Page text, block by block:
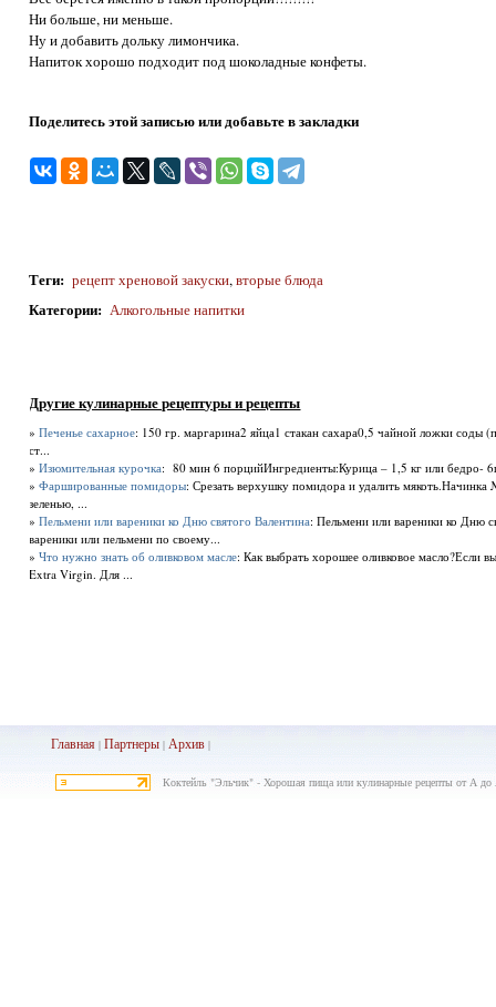
Ни больше, ни меньше.
Ну и добавить дольку лимончика.
Напиток хорошо подходит под шоколадные конфеты.
Поделитесь этой записью или добавьте в закладки
Теги: рецепт хреновой закуски,вторые блюда
Категории: Алкогольные напитки
Другие кулинарные рецептуры и рецепты
»Печенье сахарное: 150 гр. маргарина2 яйца1 стакан сахара0,5 чайной ложки соды
ст...
»Изюмительная курочка: 80 мин 6 порцийИнгредиенты:Курица – 1,5 кг или бедро-
»Фаршированные помидоры: Срезать верхушку помидора и удалить
зеленью, ...
»Пельмени или вареники ко Дню святого Валентина: Пельмени или вареники ко Дню
вареники или пельмени по своему...
»Что нужно знать об оливковом масле: Как выбрать хорошее оливковое масло?Если
Extra Virgin. Для ...
Главная |Партнеры |Архив |
Коктейль "Эльчик" - Хорошая пища или кулинарные рецепты от А